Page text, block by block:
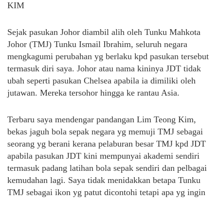
KIM
Sejak pasukan Johor diambil alih oleh Tunku Mahkota
Johor (TMJ) Tunku Ismail Ibrahim, seluruh negara
mengkagumi perubahan yg berlaku kpd pasukan tersebut
termasuk diri saya. Johor atau nama kininya JDT tidak
ubah seperti pasukan Chelsea apabila ia dimiliki oleh
jutawan. Mereka tersohor hingga ke rantau Asia.
Terbaru saya mendengar pandangan Lim Teong Kim,
bekas jaguh bola sepak negara yg memuji TMJ sebagai
seorang yg berani kerana pelaburan besar TMJ kpd JDT
apabila pasukan JDT kini mempunyai akademi sendiri
termasuk padang latihan bola sepak sendiri dan pelbagai
kemudahan lagi. Saya tidak menidakkan betapa Tunku
TMJ sebagai ikon yg patut dicontohi tetapi apa yg ingin